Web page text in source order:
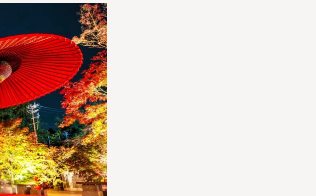
TIDAK
YA
TIDAK
YA